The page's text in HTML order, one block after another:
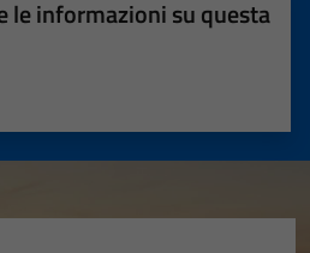
le informazioni su questa
su 5
su 5
5